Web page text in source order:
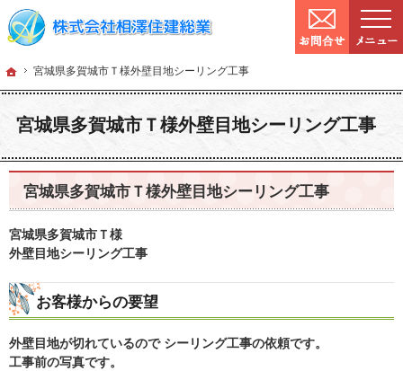
ホーム
宮城県多賀城市Ｔ様外壁目地シーリング工事
宮城県多賀城市Ｔ様外壁目地シーリング工事
確かな技術と信頼。宮城県仙台市の塗装・リフォームを手がける工務店なら当社へ
宮城県仙台市の塗装・リフォームなら工務店の相澤住建総業
宮城県多賀城市Ｔ様外壁目地シーリング工事
宮城県多賀城市Ｔ様
外壁目地シーリング工事
お客様からの要望
外壁目地が切れているので シーリング工事の依頼です。
工事前の写真です。
ホーム宮城県多賀城